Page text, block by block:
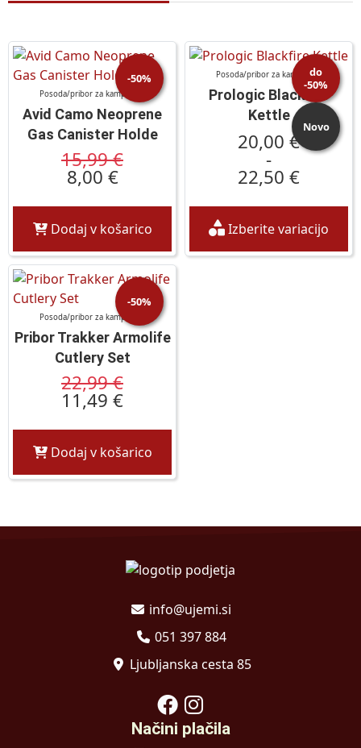
-50%
Posoda/pribor za kampiranje
Avid Camo Neoprene
Gas Canister Holde
15,99 €
8,00 €
Dodaj v košarico
do
-50%
Novo
Posoda/pribor za kampiranje
Prologic Blackfire
Kettle
20,00 €
-
22,50 €
Izberite variacijo
-50%
Posoda/pribor za kampiranje
Pribor Trakker Armolife
Cutlery Set
22,99 €
11,49 €
Dodaj v košarico
info@ujemi.si
051 397 884
Ljubljanska cesta 85
Načini plačila